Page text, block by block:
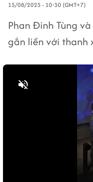
15/08/2025 - 10:30 (GMT+7)
Phan Đinh Tùng
gắn liền với thanh